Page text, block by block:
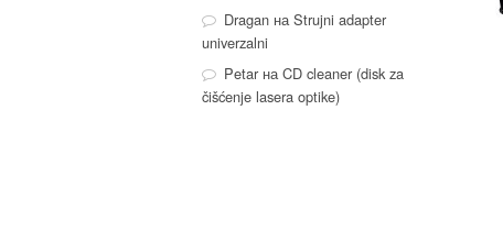
Dragan наStrujni adapter
univerzalni
Petar наCD cleaner (disk za
čišćenje lasera optike)